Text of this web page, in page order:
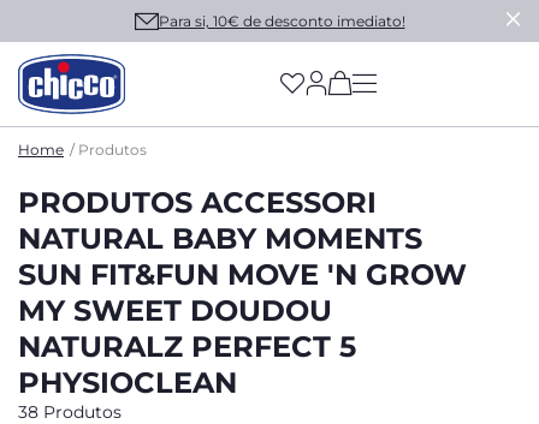
Para si, 10€ de desconto imediato!
(has more options
Home Produtos
PRODUTOS ACCESSORI
NATURAL BABY MOMENTS
SUN FIT&FUN MOVE 'N GROW
MY SWEET DOUDOU
NATURALZ PERFECT 5
PHYSIOCLEAN
38 Produtos